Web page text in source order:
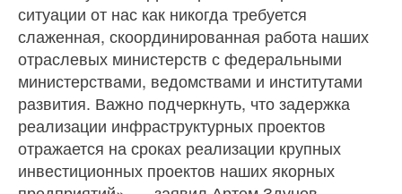
ситуации от нас как никогда требуется
слаженная, скоординированная работа наших
отраслевых министерств с федеральными
министерствами, ведомствами и институтами
развития. Важно подчеркнуть, что задержка
реализации инфраструктурных проектов
отражается на сроках реализации крупных
инвестиционных проектов наших якорных